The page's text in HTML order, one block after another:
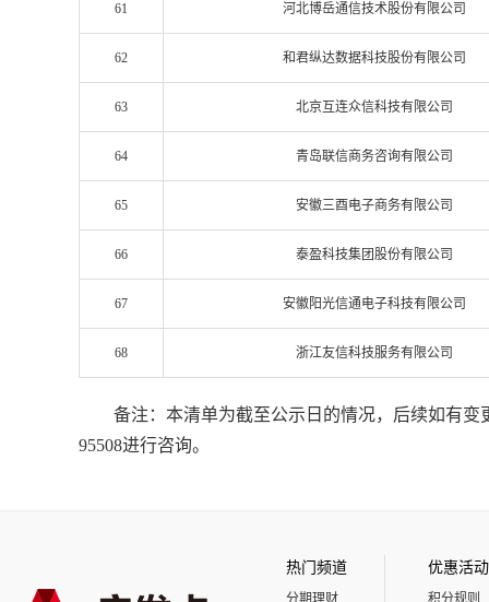
61 河北博岳通信技术股份有限公司
62 和君纵达数据科技股份有限公司
63 北京互连众信科技有限公司
64 青岛联信商务咨询有限公司
65 安徽三酉电子商务有限公司
66 泰盈科技集团股份有限公司
67 安徽阳光信通电子科技有限公司
68 浙江友信科技服务有限公司
备注：本清单为截至公示日的情况，后续如有
95508进行咨询。
热门频道
分期理财
优惠活动
积分规则